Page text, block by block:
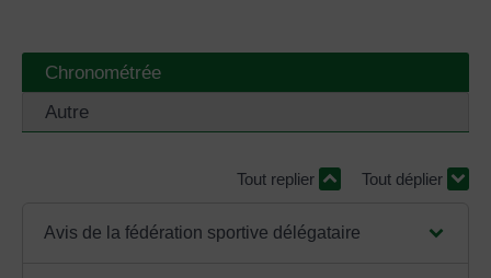
Chronométrée
Autre
Tout replier Tout déplier
Avis de la fédération sportive délégataire